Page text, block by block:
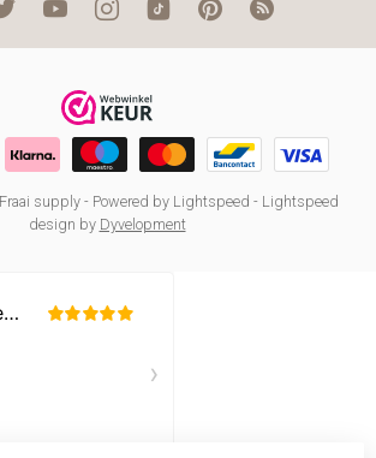
supply- Powered by Lightspeed - Lightspeed
design by Dyvelopment